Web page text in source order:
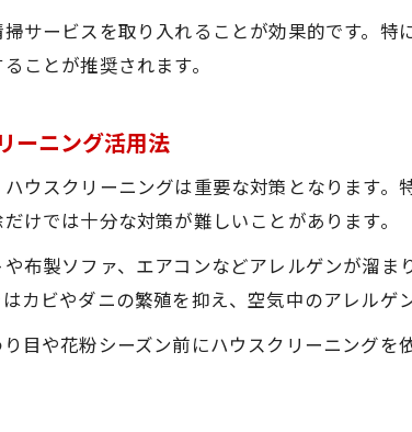
お得なキャンペーンを活かしたハ
埼玉県で選ばれるハウスクリーニ
複数台同時依頼でハウスクリーニ
信頼できるハウスクリーニング業
予約時に活用したいハウスクリー
サービスを取り入れることが効果的です。
ことが推奨されます。
ーニング活用法
ウスクリーニングは重要な対策となります
けでは十分な対策が難しいことがあります。
布製ソファ、エアコンなどアレルゲンが溜
カビやダニの繁殖を抑え、空気中のアレルゲ
目や花粉シーズン前にハウスクリーニング